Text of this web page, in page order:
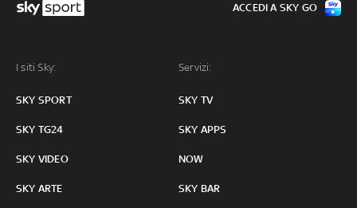
I siti Sky:
SKY SPORT
SKY TG24
SKY VIDEO
SKY ARTE
Servizi:
SKY TV
SKY APPS
NOW
SKY BAR
ACCEDI A SKY GO